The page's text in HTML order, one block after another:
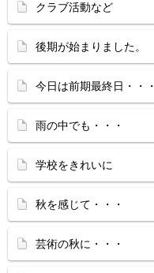
クラブ活動など
後期が始まりました。
今日は前期最終日・・・
雨の中でも・・・
学校をきれいに
秋を感じて・・・
芸術の秋に・・・